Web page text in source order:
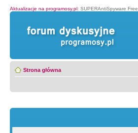
Aktualizacje na programosy.pl: SUPERAntiSpyware Free
Strona główna